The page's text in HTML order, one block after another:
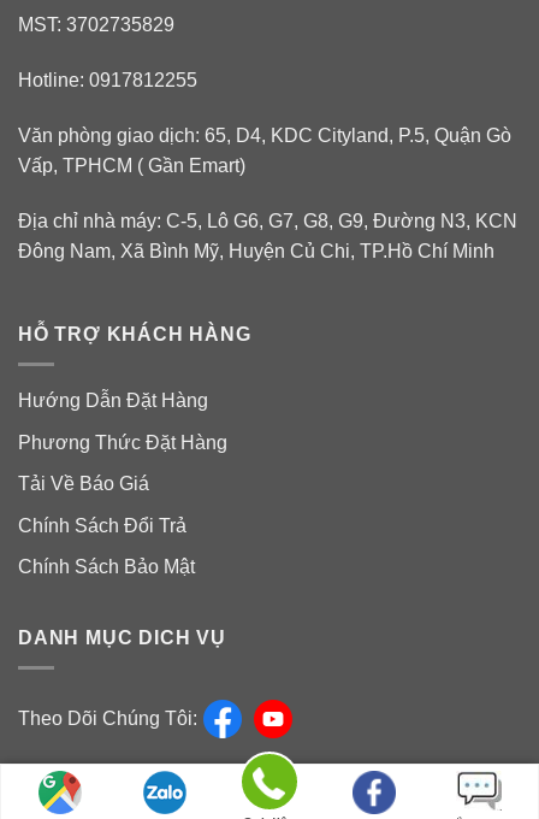
MST: 3702735829
Hotline: 0917812255
Văn phòng giao dịch: 65, D4, KDC Cityland, P.5, Quận Gò
Vấp, TPHCM ( Gần Emart)
Địa chỉ nhà máy: C-5, Lô G6, G7, G8, G9, Đường N3, KCN
Đông Nam, Xã Bình Mỹ, Huyện Củ Chi, TP.Hồ Chí Minh
HỖ TRỢ KHÁCH HÀNG
Hướng Dẫn Đặt Hàng
Phương Thức Đặt Hàng
Tải Về Báo Giá
Chính Sách Đổi Trả
Chính Sách Bảo Mật
DANH MỤC DICH VỤ
Theo Dõi Chúng Tôi:
Nguyên Liệu Mỹ Phảm Sài Gòn